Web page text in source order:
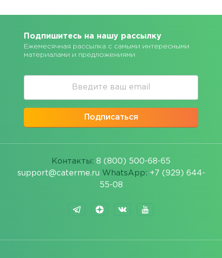
Подпишитесь на нашу рассылку
Ежемесячная рассылка с самыми интересными
материалами и предложениями
Подписаться
Контакты: 8 (800) 500-68-65
support@caterme.ru WhatsApp: +7 (929) 644-
55-08